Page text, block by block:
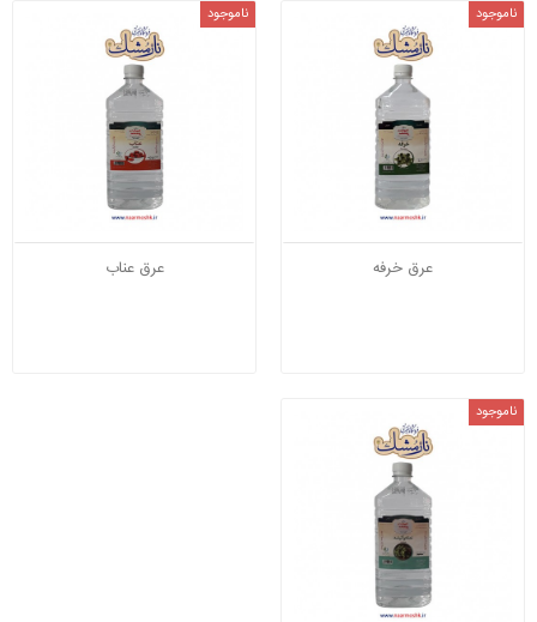
عرق خرفه
ناموجود
عرق عناب
ناموجود
ناموجود